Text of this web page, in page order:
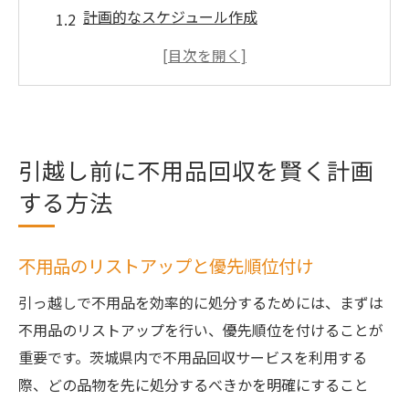
計画的なスケジュール作成
引越し日に向けての段取り
茨城県での不用品回収で失敗しないためのポイ
ント
不用品回収業者の信頼性を見極める
見積もり比較で最適プランを選ぶ
トラブルを避けるための注意点
口コミを活用した業者選び
回収スケジュールと費用を把握する
引越し前に不用品回収を賢く計画
する方法
不用品のリストアップと優先順位付け
引っ越しで不用品を効率的に処分するためには、まずは
不用品のリストアップを行い、優先順位を付けることが
重要です。茨城県内で不用品回収サービスを利用する
際、どの品物を先に処分するべきかを明確にすること